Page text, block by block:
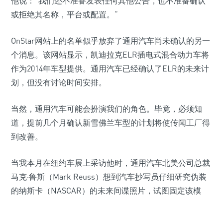
或拒绝其名称，平台或配置。”
OnStar网站上的名单似乎放弃了通用汽车尚未确认的另一
个消息。该网站显示，凯迪拉克ELR插电式混合动力车将
作为2014年车型提供。通用汽车已经确认了ELR的未来计
划，但没有讨论时间安排。
当然，通用汽车可能会扮演我们的角色。毕竟，必须知
道，提前几个月确认新雪佛兰车型的计划将使传闻工厂得
到改善。
当我本月在纽约车展上采访他时，通用汽车北美公司总裁
马克·鲁斯（Mark Reuss）想到汽车抄写员仔细研究伪装
的纳斯卡（NASCAR）的未来间谍照片，试图固定该模